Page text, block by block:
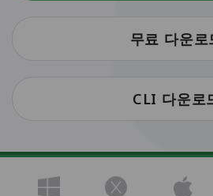
무료 다운로
CLI 다운로